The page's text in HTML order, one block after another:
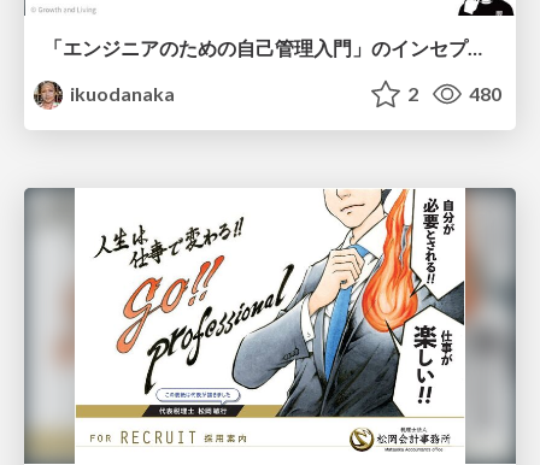
「エンジニアのための自己管理入門」のインセプションデッキ/Inception Deck of Self-Management beginner's guide book
ikuodanaka
2 480